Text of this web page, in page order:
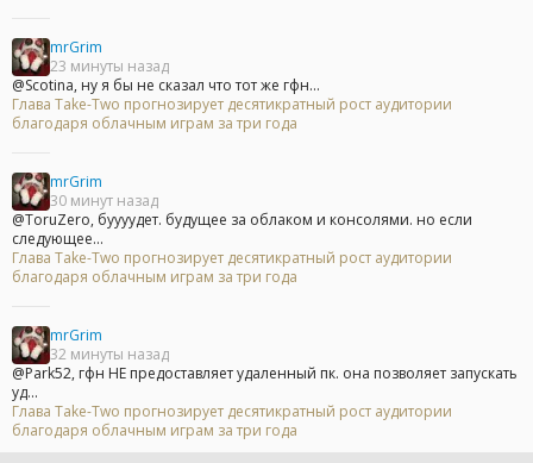
mrGrim
23 минуты назад
@Scotina, ну я бы не сказал что тот же гфн...
Глава Take-Two прогнозирует десятикратный рост аудитории
благодаря облачным играм за три года
mrGrim
30 минут назад
@ToruZero, буууудет. будущее за облаком и консолями. но если
следующее...
Глава Take-Two прогнозирует десятикратный рост аудитории
благодаря облачным играм за три года
mrGrim
32 минуты назад
@Park52, гфн НЕ предоставляет удаленный пк. она позволяет запускать
уд...
Глава Take-Two прогнозирует десятикратный рост аудитории
благодаря облачным играм за три года